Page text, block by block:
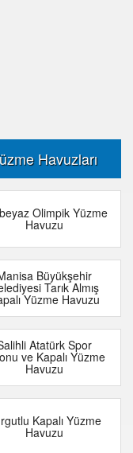
Havuzları
Olimpik Yüzme
Havuzu
Büyükşehir
Tarık Almış
Yüzme Havuzu
Atatürk Spor
ve Kapalı Yüzme
Havuzu
Kapalı Yüzme
Havuzu